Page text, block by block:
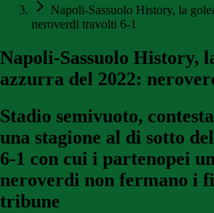
Napoli-Sassuolo History, la
neroverdi travolti 6-1
Napoli-Sassuolo History,
azzurra del 2022:
Stadio semivuoto,
una stagione al di sotto
6-1 con cui i partenopei
neroverdi non fermano i
tribune